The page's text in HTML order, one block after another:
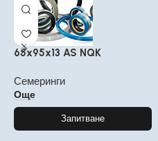
65x95x13 AS NQK
Семеринги
Още
Запитване